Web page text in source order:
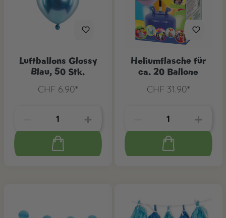
Luftballons Glossy
Blau, 50 Stk.
CHF 6.90*
Heliumflasche für
ca. 20 Ballone
CHF 31.90*